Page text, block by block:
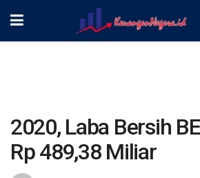
2020, Laba Bersih
Rp 489,38 Miliar